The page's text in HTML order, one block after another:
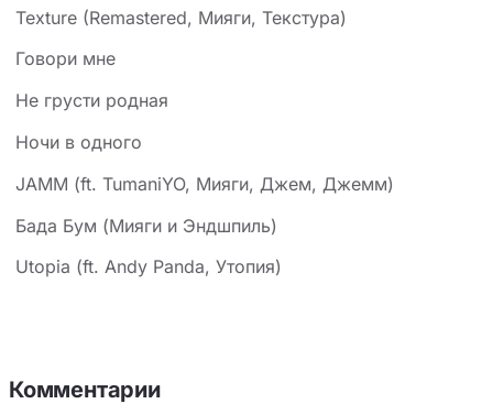
Texture (Remastered, Мияги, Текстура)
Говори мне
Не грусти родная
Ночи в одного
JAMM (ft. TumaniYO, Мияги, Джем, Джемм)
Бада Бум (Мияги и Эндшпиль)
Utopia (ft. Andy Panda, Утопия)
Комментарии